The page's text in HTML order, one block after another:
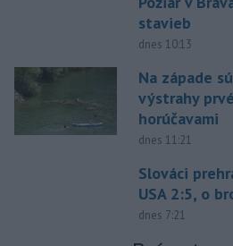
stavieb
dnes 10:13
Na západe
výstrahy
horúčavami
dnes 11:21
Slováci
USA 2:5, o
dnes 7:21